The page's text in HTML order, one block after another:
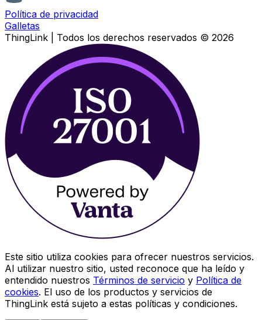
Política de privacidad
Galletas
ThingLink | Todos los derechos reservados © 2026
Este sitio utiliza cookies para ofrecer nuestros servicios.
Al utilizar nuestro sitio, usted reconoce que ha leído y
entendido nuestros Términos de servicio y Política de
cookies. El uso de los productos y servicios de
ThingLink está sujeto a estas políticas y condiciones.